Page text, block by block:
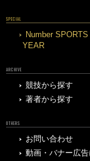
SPECIAL
Number
YEAR
ARCHIVE
競技から探す
著者から探す
OTHERS
お問い合わせ
動画・バナー広